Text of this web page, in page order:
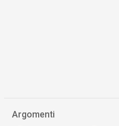
Argomenti